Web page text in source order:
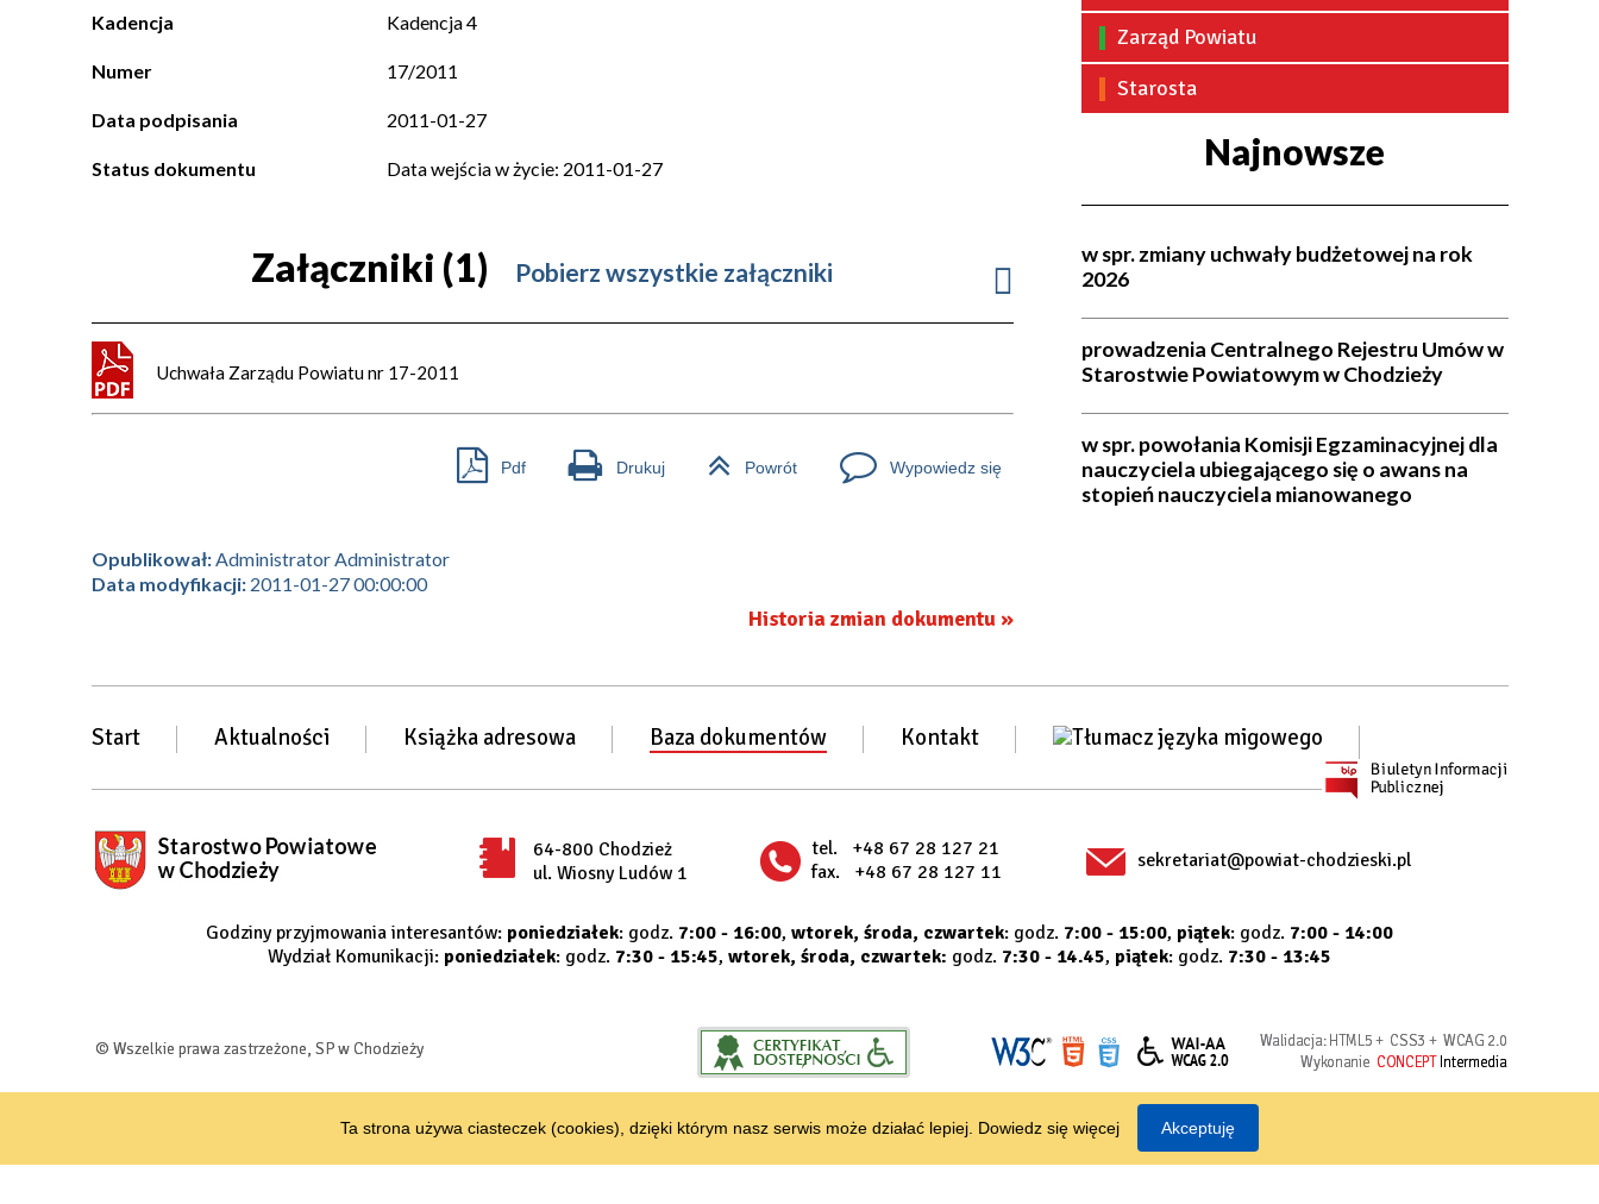
Kadencja Kadencja 4
Numer 17/2011
Data podpisania 2011-01-27
Status dokumentu Data wejścia w życie: 2011-01-27
Załączniki (1) Pobierz wszystkie załączniki
Uchwała Zarządu Powiatu nr 17-2011
Pdf Drukuj Powrót Wypowiedz się
Opublikował:Administrator Administrator
Data modyfikacji:2011-01-27 00:00:00
Historia zmian dokumentu »
Zarząd Powiatu
Starosta
Najnowsze
w spr. zmiany uchwały budżetowej na rok
2026
prowadzenia Centralnego Rejestru Umów w
Starostwie Powiatowym w Chodzieży
w spr. powołania Komisji Egzaminacyjnej dla
nauczyciela ubiegającego się o awans na
stopień nauczyciela mianowanego
Start Aktualności Książka adresowa Baza dokumentów Kontakt
64-800 Chodzież
ul. Wiosny Ludów 1
tel.
+48 67 28 127 21
fax.
+48 67 28 127 11 sekretariat@powiat-chodzieski.pl
Godziny przyjmowania interesantów: poniedziałek: godz. 7:00 - 16:00, wtorek, środa, czwartek: godz. 7:00 - 15:00, piątek: godz. 7:00 - 14:00
Wydział Komunikacji: poniedziałek: godz. 7:30 - 15:45, wtorek, środa, czwartek: godz. 7:30 - 14.45, piątek: godz. 7:30 - 13:45
© Wszelkie prawa zastrzeżone, SP w Chodzieży Walidacja: HTML5+ CSS3 + WCAG 2.0
Wykonanie CONCEPTIntermedia
Ta strona używa ciasteczek (cookies), dzięki którym nasz serwis może działać lepiej. Dowiedz się więcej Akceptuję